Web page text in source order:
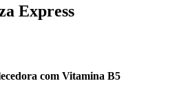
Express
com Vitamina B5